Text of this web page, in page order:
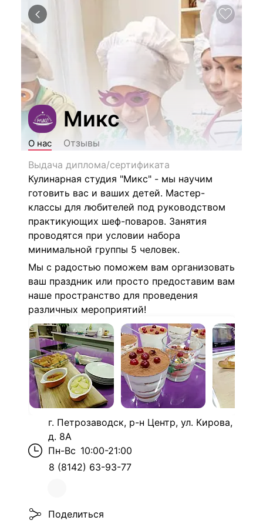
Микс
О нас
Отзывы
Выдача диплома/сертификата
Кулинарная студия "Микс" - мы научим
готовить вас и ваших детей. Мастер-
классы для любителей под руководством
практикующих шеф-поваров. Занятия
проводятся при условии набора
минимальной группы 5 человек.
Мы с радостью поможем вам организовать
ваш праздник или просто предоставим вам
наше пространство для проведения
различных мероприятий!
г. Петрозаводск, р-н Центр, ул. Кирова,
д. 8А
Пн-Вс 10:00-21:00
8 (8142) 63-93-77
Поделиться